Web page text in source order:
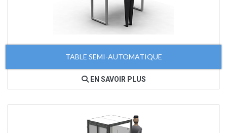
TABLE SEMI-AUTOMATIQUE
EN SAVOIR PLUS